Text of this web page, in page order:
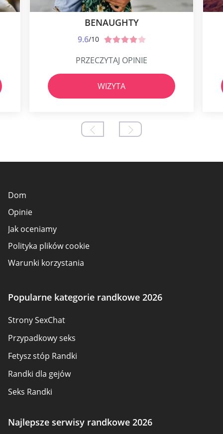
BENAUGHTY
9.6/10
PRZECZYTAJ OPINIE
WIZYTA
Dom
Opinie
Jak oceniamy
Polityka plików cookie
Warunki korzystania
O nas
Popularne kategorie randkowe 2026
Strony SexChat
Przypadkowy seks
Fetysz stóp Randki
Randki dla gejów
Seks Randki
Randki seniorów
Najlepsze serwisy randkowe 2026